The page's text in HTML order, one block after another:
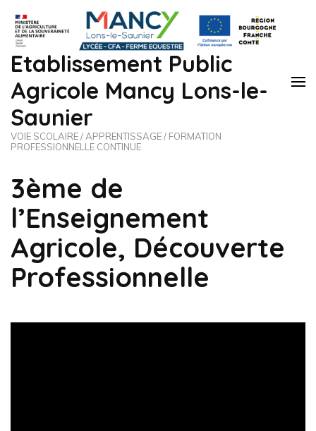
Etablissement Public
Agricole Mancy Lons-le-
Saunier
VOIE SCOLAIRE / APPRENTISSAGE / FORMATION
PROFESSIONNELLE CONTINUE
3ème de
l’Enseignement
Agricole, Découverte
Professionnelle